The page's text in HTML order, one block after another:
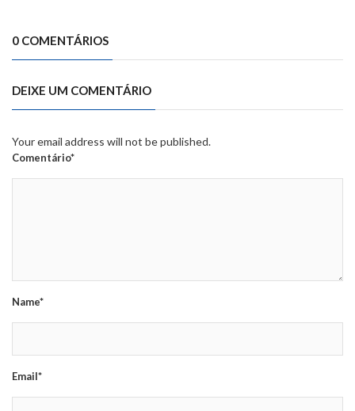
0 COMENTÁRIOS
DEIXE UM COMENTÁRIO
Your email address will not be published.
Comentário*
Name*
Email*